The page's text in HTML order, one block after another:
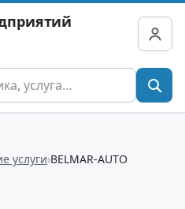
услуги BELMAR-AUTO